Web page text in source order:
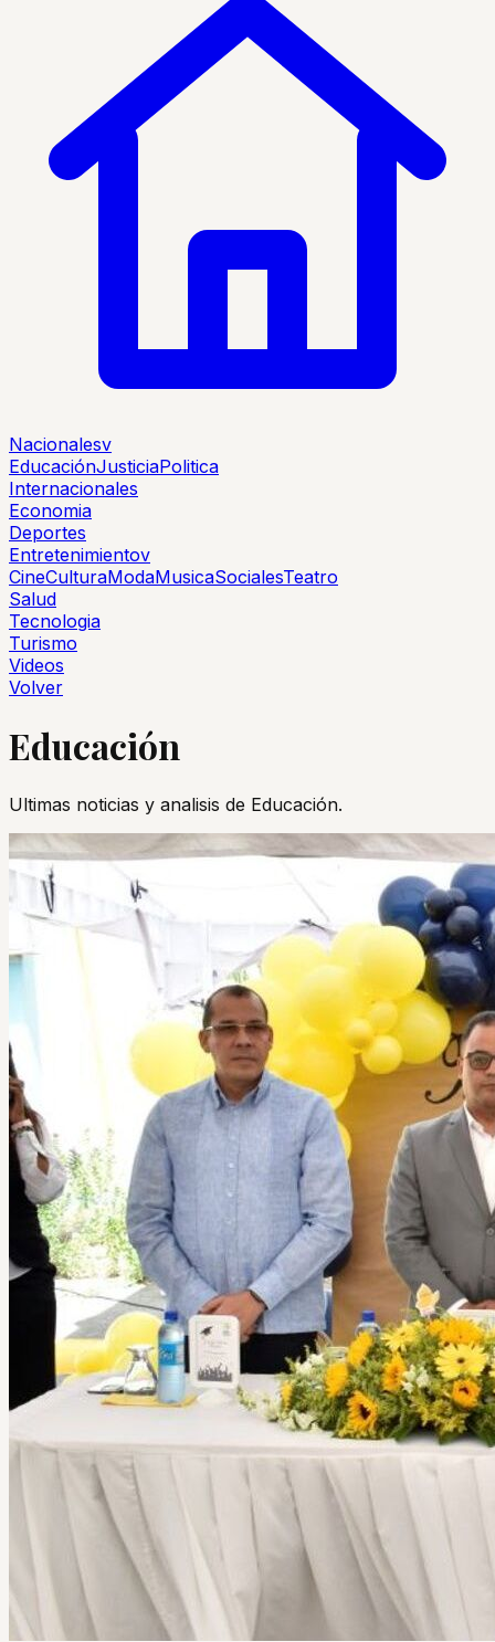
Nacionalesv
EducaciónJusticiaPolitica
Internacionales
Economia
Deportes
Entretenimientov
CineCulturaModaMusicaSocialesTeatro
Salud
Tecnologia
Turismo
Videos
Volver
Educación
Ultimas noticias y analisis de Educación.